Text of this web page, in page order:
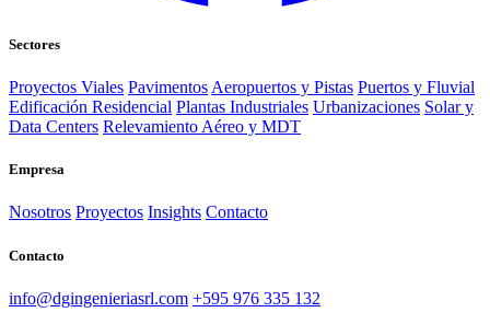
Sectores
Proyectos Viales Pavimentos Aeropuertos y Pistas Puertos y Fluvial
Edificación Residencial Plantas Industriales Urbanizaciones Solar y
Data Centers Relevamiento Aéreo y MDT
Empresa
Nosotros Proyectos Insights Contacto
Contacto
info@dgingenieriasrl.com +595 976 335 132